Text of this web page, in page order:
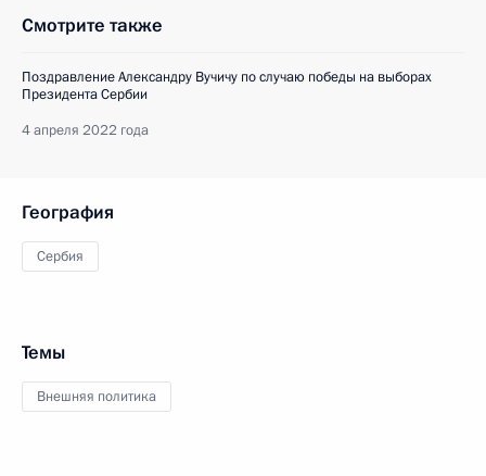
Смотрите также
Поздравление Александру Вучичу по случаю победы на выборах
Президента Сербии
4 апреля 2022 года
География
Сербия
Темы
Внешняя политика